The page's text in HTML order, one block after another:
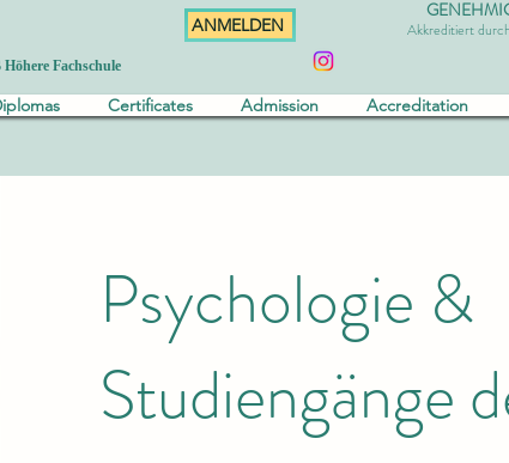
ANMELDEN
Höhere Fachschule
Akkreditiert
Certificates Admission Accreditation
Psychologie &
Studiengänge